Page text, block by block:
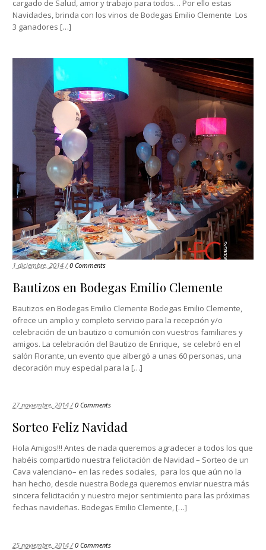
cargado de Salud, amor y trabajo para todos… Por ello estas
Navidades, brinda con los vinos de Bodegas Emilio Clemente Los
3 ganadores […]
1 diciembre, 2014 / 0 Comments
Bautizos en Bodegas Emilio Clemente
Bautizos en Bodegas Emilio Clemente Bodegas Emilio Clemente,
ofrece un amplio y completo servicio para la recepción y/o
celebración de un bautizo o comunión con vuestros familiares y
amigos. La celebración del Bautizo de Enrique, se celebró en el
salón Florante, un evento que albergó a unas 60 personas, una
decoración muy especial para la […]
27 noviembre, 2014 / 0 Comments
Sorteo Feliz Navidad
Hola Amigos!!! Antes de nada queremos agradecer a todos los que
habéis compartido nuestra felicitación de Navidad – Sorteo de un
Cava valenciano– en las redes sociales, para los que aún no la
han hecho, desde nuestra Bodega queremos enviar nuestra más
sincera felicitación y nuestro mejor sentimiento para las próximas
fechas navideñas. Bodegas Emilio Clemente, […]
25 noviembre, 2014 / 0 Comments